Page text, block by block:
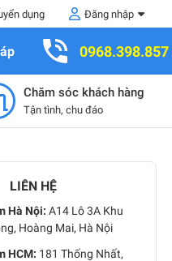
dụng Đăng nhập
0968.398.857
Chăm sóc khách hàng
Tận tình, chu đáo
LIÊN HỆ
Hà Nội: A14 Lô 3A Khu
Hoàng Mai, Hà Nội
HCM: 181 Thống Nhất,